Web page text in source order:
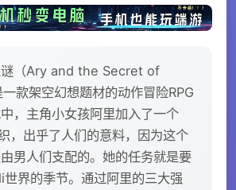
谜（Ary and the Secret of
款架空幻想题材的动作冒险RPG
，主角小女孩阿里加入了一个
，出乎了人们的意料，因为这个
男人们支配的。她的任务就是要
界的季节。通过阿里的三大强